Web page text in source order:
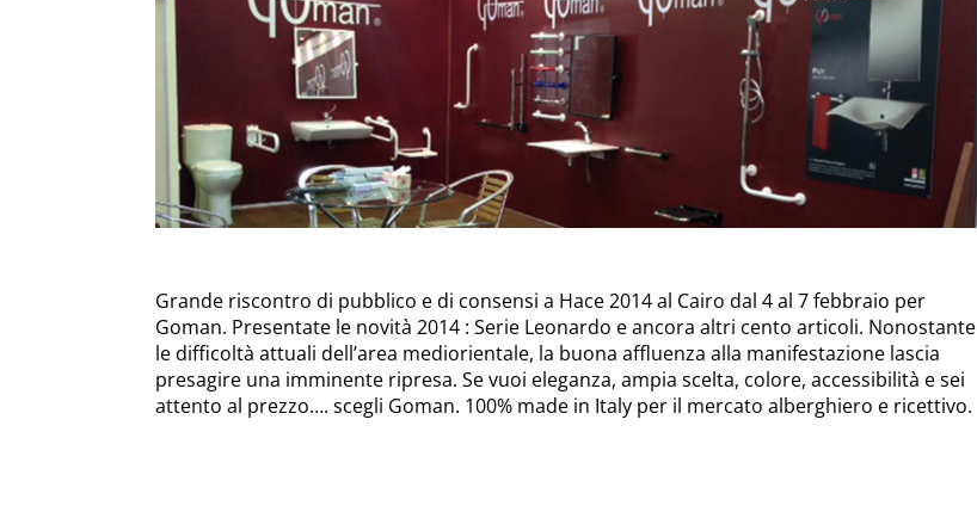
Grande riscontro di pubblico e di consensi a Hace 2014 al Cairo dal 4 al 7 febbraio per
Goman. Presentate le novità 2014 : Serie Leonardo e ancora altri cento articoli. Nonostante
le difficoltà attuali dell’area mediorientale, la buona affluenza alla manifestazione lascia
presagire una imminente ripresa. Se vuoi eleganza, ampia scelta, colore, accessibilità e sei
attento al prezzo…. scegli Goman. 100% made in Italy per il mercato alberghiero e ricettivo.